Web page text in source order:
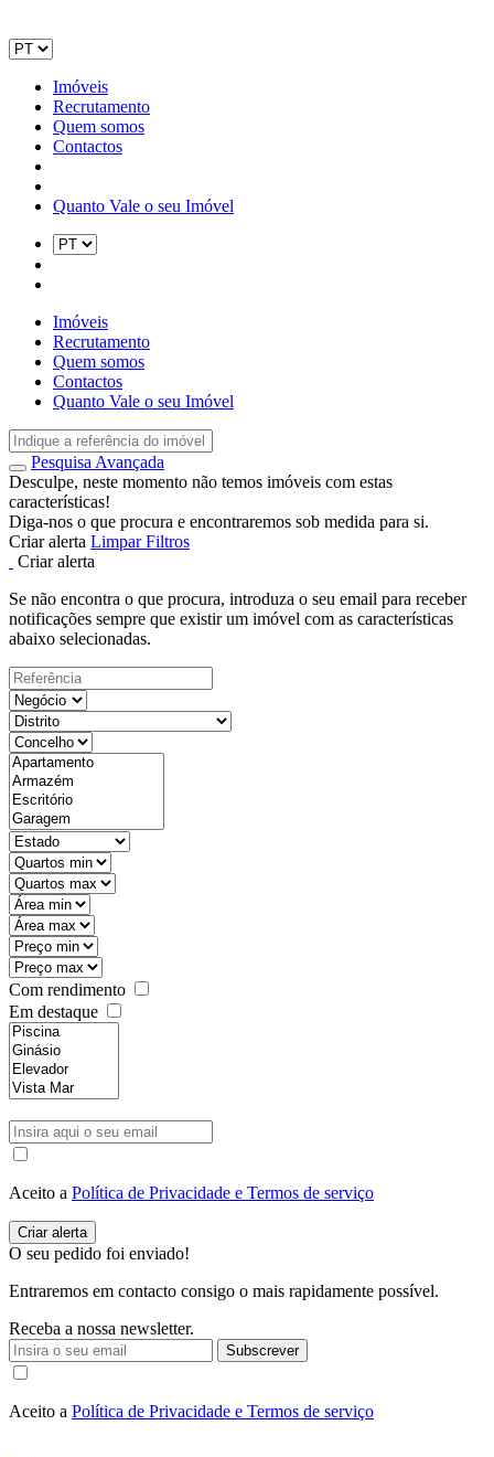
Imóveis
Recrutamento
Quem somos
Contactos
Quanto Vale o seu Imóvel
Imóveis
Recrutamento
Quem somos
Contactos
Quanto Vale o seu Imóvel
Pesquisa Avançada
Desculpe, neste momento não temos imóveis com estas
características!
Diga-nos o que procura e encontraremos sob medida para si.
Criar alerta Limpar Filtros
Criar alerta
Se não encontra o que procura, introduza o seu email para receber
notificações sempre que existir um imóvel com as características
abaixo selecionadas.
Com rendimento
Em destaque
Aceito a Política de Privacidade e Termos de serviço
O seu pedido foi enviado!
Entraremos em contacto consigo o mais rapidamente possível.
Receba a nossa newsletter.
Subscrever
Aceito a Política de Privacidade e Termos de serviço